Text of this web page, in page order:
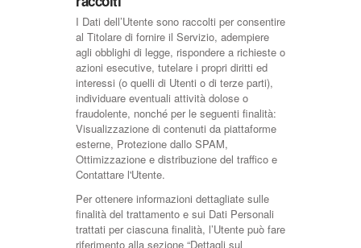
I Dati dell’Utente sono raccolti per consentire
al Titolare di fornire il Servizio, adempiere
agli obblighi di legge, rispondere a richieste o
azioni esecutive, tutelare i propri diritti ed
interessi (o quelli di Utenti o di terze parti),
individuare eventuali attività dolose o
fraudolente, nonché per le seguenti finalità:
Visualizzazione di contenuti da piattaforme
esterne, Protezione dallo SPAM,
Ottimizzazione e distribuzione del traffico e
Contattare l'Utente.
Per ottenere informazioni dettagliate sulle
finalità del trattamento e sui Dati Personali
trattati per ciascuna finalità, l’Utente può fare
riferimento alla sezione “Dettagli sul